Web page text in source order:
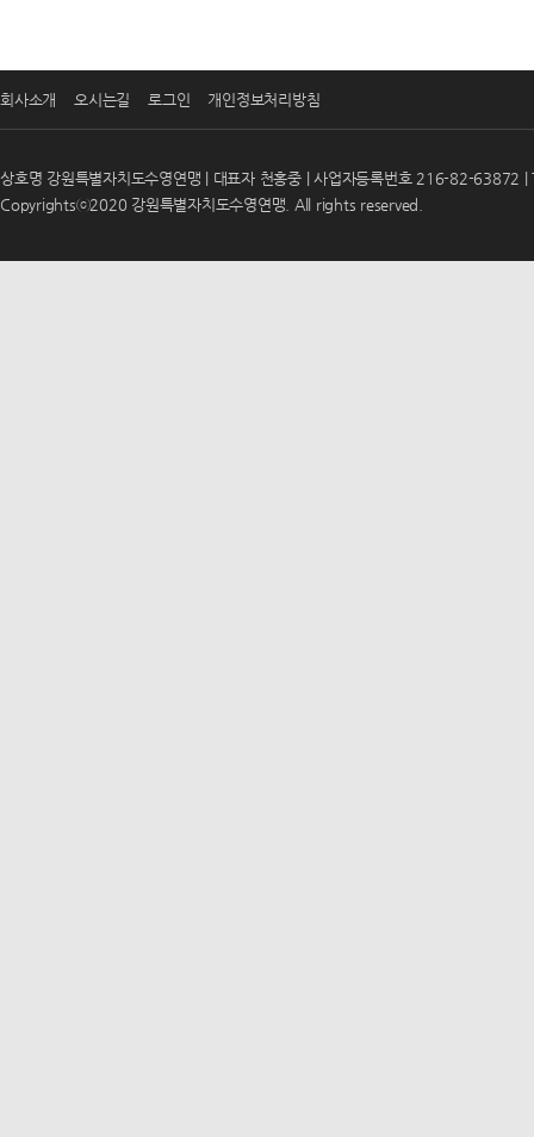
회사소개 오시는길 로그인 개인정보처리방침
상호명 강원특별자치도수영연맹 | 대표자 천홍중 | 사업자등록번호 216-82-
Copyrightsⓒ2020 강원특별자치도수영연맹. All rights reserved.